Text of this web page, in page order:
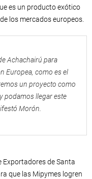
es un producto exótico
los mercados europeos.
Achachairú para
Europea, como es el
un proyecto como
podamos llegar este
Morón.
Exportadores de Santa
que las Mipymes logren